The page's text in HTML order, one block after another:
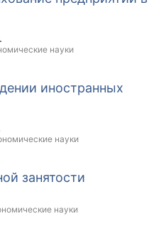
науки
иностранных
науки
занятости
науки